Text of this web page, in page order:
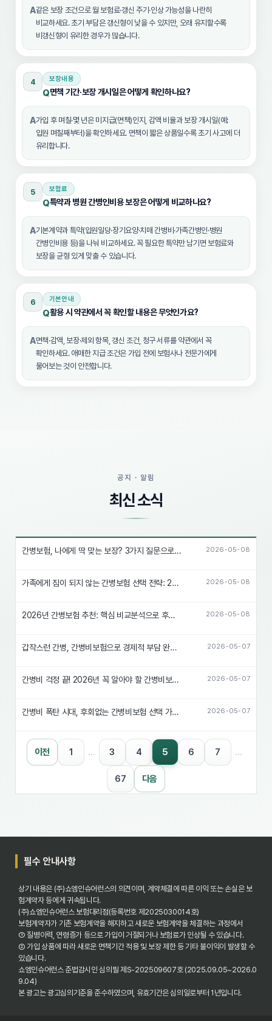
A같은 보장 조건으로 월 보험료·갱신 주기·인상 가능성을 나란히
비교하세요. 초기 부담은 갱신형이 낮을 수 있지만, 오래 유지할수록
비갱신형이 유리한 경우가 많습니다.
4 보장내용
Q면책 기간·보장 개시일은 어떻게 확인하나요?
A가입 후 며칠·몇 년은 미지급(면책)인지, 감액 비율과 보장 개시일(예:
입원 며칠째부터)을 확인하세요. 면책이 짧은 상품일수록 초기 사고에 더
유리합니다.
5 보험료
Q특약과 병원 간병인비용 보장은 어떻게 비교하나요?
A기본계약과 특약(입원일당·장기요양·치매 간병비·가족간병인·병원
간병인비용 등)을 나눠 비교하세요. 꼭 필요한 특약만 남기면 보험료와
보장을 균형 있게 맞출 수 있습니다.
6 기본안내
Q활용 시 약관에서 꼭 확인할 내용은 무엇인가요?
A면책·감액, 보장·제외 항목, 갱신 조건, 청구 서류를 약관에서 꼭
확인하세요. 애매한 지급 조건은 가입 전에 보험사나 전문가에게
물어보는 것이 안전합니다.
공지 · 알림
최신 소식
2026-05-08
간병보험, 나에게 딱 맞는 보장? 3가지 질문으로 완벽 해결!
2026-05-08
가족에게 짐이 되지 않는 간병보험 선택 전략: 2026년 대비 필수!
2026-05-08
2026년 간병보험 추천: 핵심 비교분석으로 후회없는 선택!
2026-05-07
갑작스런 간병, 간병비보험으로 경제적 부담 완화하는 꿀팁
2026-05-07
간병비 걱정 끝! 2026년 꼭 알아야 할 간병비보험 비교분석
2026-05-07
간병비 폭탄 시대, 후회없는 간병비보험 선택 가이드
이전 1 … 3 4 5 6 7 …
67 다음
필수 안내사항
상기 내용은 (주)쇼엠인슈어런스의 의견이며, 계약체결에 따른 이익 또는 손실은 보
험계약자 등에게 귀속됩니다.
(주)쇼엠인슈어런스 보험대리점(등록번호 제2025030014호)
보험계약자가 기존 보험계약을 해지하고 새로운 보험계약을 체결하는 과정에서
① 질병이력, 연령증가 등으로 가입이 거절되거나 보험료가 인상될 수 있습니다.
② 가입 상품에 따라 새로운 면책기간 적용 및 보장 제한 등 기타 불이익이 발생할 수
있습니다.
쇼엠인슈어런스 준법감시인 심의필 제S-202509607호 (2025.09.05~2026.0
9.04)
본 광고는 광고심의기준을 준수하였으며, 유효기간은 심의일로부터 1년입니다.